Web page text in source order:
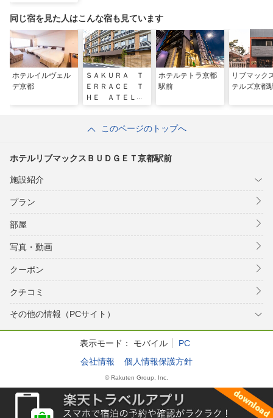
同じ宿を見た人はこんな宿も見ています
ホテルイルヴェル
デ京都
ＳＡＫＵＲＡ Ｔ
ＥＲＲＡＣＥ Ｔ
ＨＥ ＡＴＥＬＩ
エ）
ホテルテトラ京都
駅前
リブマック
テルズ京都
このページのトップへ
ホテルリブマックスＢＵＤＧＥＴ京都駅前
施設紹介
プラン
部屋
写真・動画
クーポン
クチコミ
その他の情報（PCサイト）
表示モード： モバイル
PC
会社情報
個人情報保護方針
© Rakuten Group, Inc.